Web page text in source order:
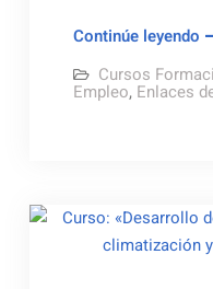
Continúe leyendo
Cursos
Empleo, Enlaces